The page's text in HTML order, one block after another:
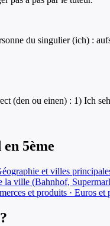
du singulier (ich) :
(den ou einen) : 1) Ich
en 5ème
et villes
la ville (Bahnhof,
et produits · Euros